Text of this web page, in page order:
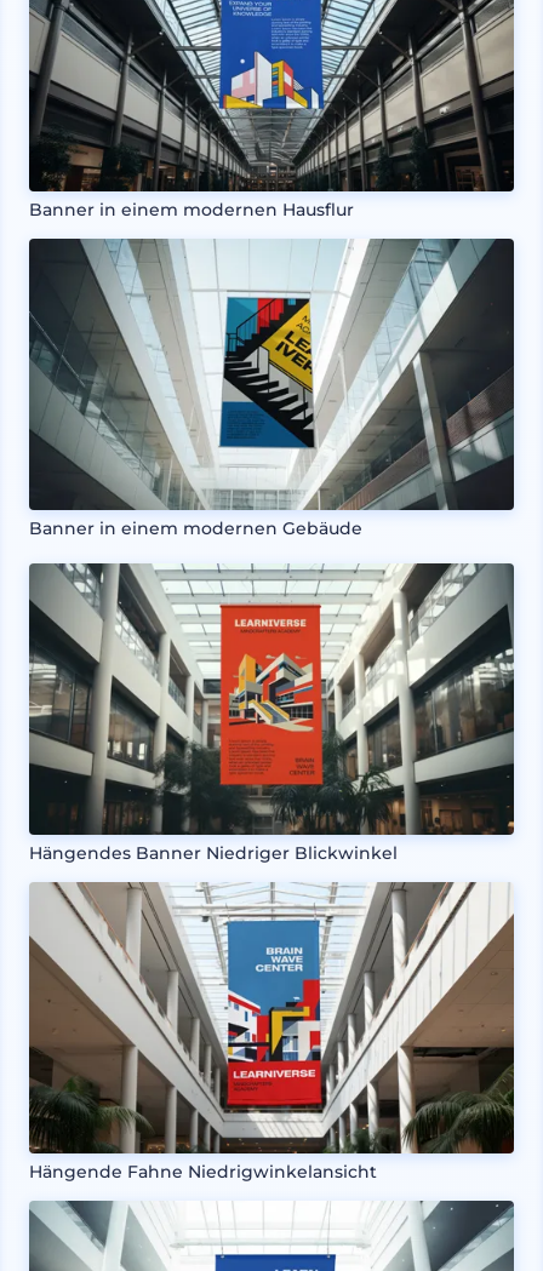
Banner in einem modernen Hausflur
Banner in einem modernen Gebäude
Hängendes Banner Niedriger Blickwinkel
Hängende Fahne Niedrigwinkelansicht